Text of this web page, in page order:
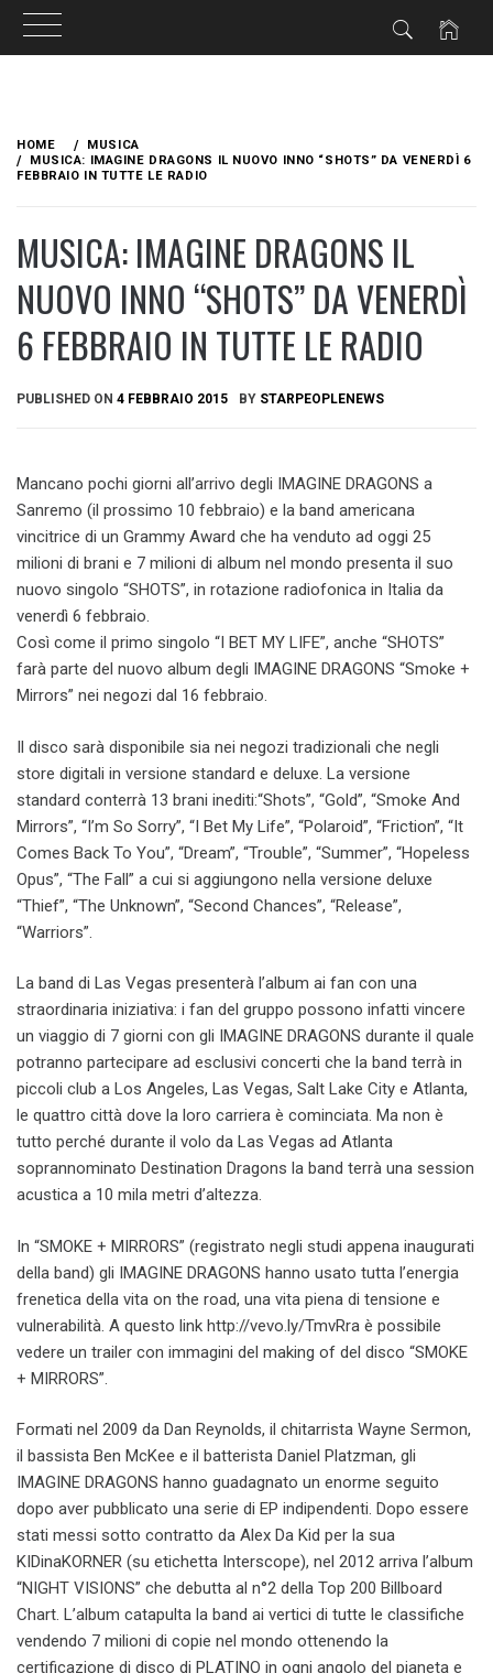
content
HOME
MUSICA
MUSICA: IMAGINE DRAGONS IL NUOVO INNO “SHOTS” DA VENERDÌ 6
FEBBRAIO IN TUTTE LE RADIO
MUSICA: IMAGINE DRAGONS IL
NUOVO INNO “SHOTS” DA VENERDÌ
6 FEBBRAIO IN TUTTE LE RADIO
PUBLISHED ON 4 FEBBRAIO 2015 BY STARPEOPLENEWS
Mancano pochi giorni all’arrivo degli IMAGINE DRAGONS a
Sanremo (il prossimo 10 febbraio) e la band americana
vincitrice di un Grammy Award che ha venduto ad oggi 25
milioni di brani e 7 milioni di album nel mondo presenta il suo
nuovo singolo “SHOTS”, in rotazione radiofonica in Italia da
venerdì 6 febbraio.
Così come il primo singolo “I BET MY LIFE”, anche “SHOTS”
farà parte del nuovo album degli IMAGINE DRAGONS “Smoke +
Mirrors” nei negozi dal 16 febbraio.
Il disco sarà disponibile sia nei negozi tradizionali che negli
store digitali in versione standard e deluxe. La versione
standard conterrà 13 brani inediti:“Shots”, “Gold”, “Smoke And
Mirrors”, “I’m So Sorry”, “I Bet My Life”, “Polaroid”, “Friction”, “It
Comes Back To You”, “Dream”, “Trouble”, “Summer”, “Hopeless
Opus”, “The Fall” a cui si aggiungono nella versione deluxe
“Thief”, “The Unknown”, “Second Chances”, “Release”,
“Warriors”.
La band di Las Vegas presenterà l’album ai fan con una
straordinaria iniziativa: i fan del gruppo possono infatti vincere
un viaggio di 7 giorni con gli IMAGINE DRAGONS durante il quale
potranno partecipare ad esclusivi concerti che la band terrà in
piccoli club a Los Angeles, Las Vegas, Salt Lake City e Atlanta,
le quattro città dove la loro carriera è cominciata. Ma non è
tutto perché durante il volo da Las Vegas ad Atlanta
soprannominato Destination Dragons la band terrà una session
acustica a 10 mila metri d’altezza.
In “SMOKE + MIRRORS” (registrato negli studi appena inaugurati
della band) gli IMAGINE DRAGONS hanno usato tutta l’energia
frenetica della vita on the road, una vita piena di tensione e
vulnerabilità. A questo link http://vevo.ly/TmvRra è possibile
vedere un trailer con immagini del making of del disco “SMOKE
+ MIRRORS”.
Formati nel 2009 da Dan Reynolds, il chitarrista Wayne Sermon,
il bassista Ben McKee e il batterista Daniel Platzman, gli
IMAGINE DRAGONS hanno guadagnato un enorme seguito
dopo aver pubblicato una serie di EP indipendenti. Dopo essere
stati messi sotto contratto da Alex Da Kid per la sua
KIDinaKORNER (su etichetta Interscope), nel 2012 arriva l’album
“NIGHT VISIONS” che debutta al n°2 della Top 200 Billboard
Chart. L’album catapulta la band ai vertici di tutte le classifiche
vendendo 7 milioni di copie nel mondo ottenendo la
certificazione di disco di PLATINO in ogni angolo del pianeta e